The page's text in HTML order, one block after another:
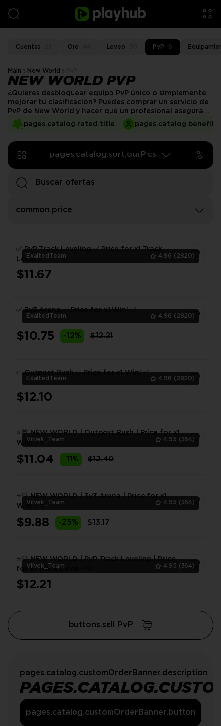
Cuentas Oro Leveo PvP 6
Main New World
NEW WORLD PVP
pages.catalog.rated.title
¿Quieres desbloquear equipo PvP único o simplemente
mejorar tu clasificación? Puedes comprar un servicio de
PvP de New World y hacer que un profesional asegurado
logre victorias que te ayudarán a alcanzar la cima de las
tablas de clasificación. ¡Mejora tu experiencia PvP con
pages.catalog.sort.ourPics
common.price
ExaltedTeam 4.96 (2820)
✅ PvP Track Leveling ✅ Price for x1 Track
Level ✅
$11.67
ExaltedTeam 4.96 (2820)
✅ 3v3 Arena ✅ Price for x1 Win! ✅
$10.75 -12% $12.21
ExaltedTeam 4.96 (2820)
✅ Outpost Rush ✅ Price for x1 Win! ✅
$12.10
Vilvek_Team 4.95 (364)
⭐💛 NEW WORLD | Outpost Rush | Price for x1
Win! ⭐💛
$11.04 -11% $12.40
Vilvek_Team 4.95 (364)
⭐💛 NEW WORLD | 3v3 Arena | Price for x1
Win! ⭐💛
$9.88 -25% $13.17
Vilvek_Team 4.95 (364)
⭐💛 NEW WORLD | PvP Track Leveling | Price
for x1 Track Level ⭐💛
$12.21
buttons.sell PvP
pages.catalog.customOrderBanner.description
pages.catalog.customOrderBanner.button